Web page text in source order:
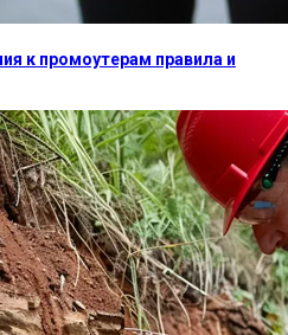
к промоутерам правила и